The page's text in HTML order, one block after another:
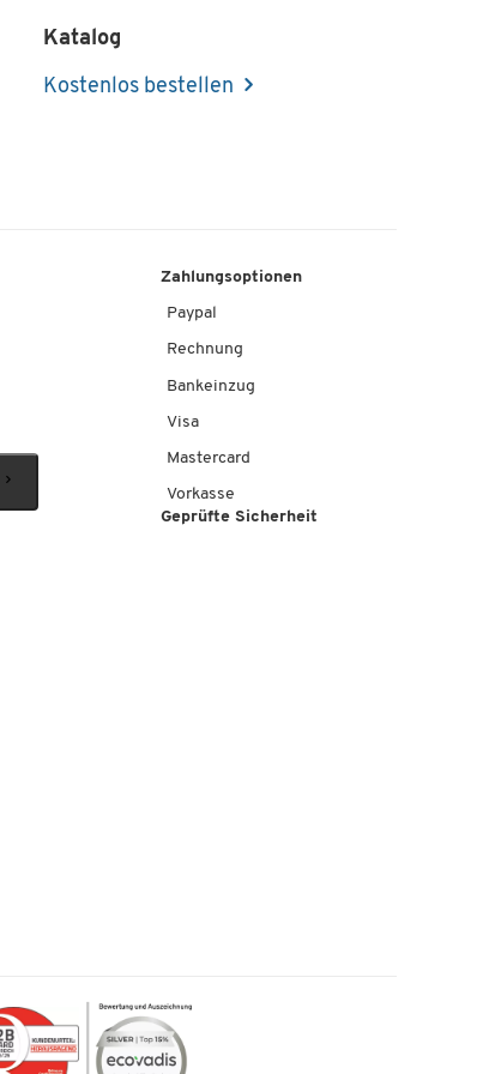
Katalog
Kostenlos bestellen
Zahlungsoptionen
Paypal
Rechnung
Bankeinzug
Visa
Mastercard
Vorkasse
Geprüfte Sicherheit